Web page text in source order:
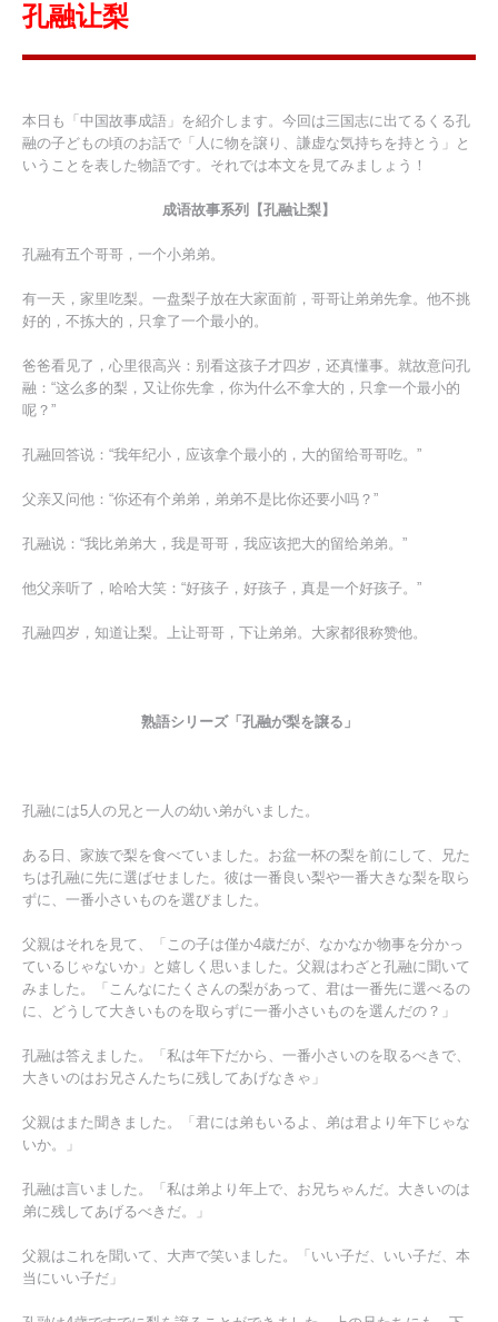
孔融让梨
本日も「中国故事成語」を紹介します。今回は三国志に出てるくる孔
融の子どもの頃のお話で「人に物を譲り、謙虚な気持ちを持とう」と
いうことを表した物語です。それでは本文を見てみましょう！
成语故事系列【孔融让梨】
孔融有五个哥哥，一个小弟弟。
有一天，家里吃梨。一盘梨子放在大家面前，哥哥让弟弟先拿。他不挑
好的，不拣大的，只拿了一个最小的。
爸爸看见了，心里很高兴：别看这孩子才四岁，还真懂事。就故意问孔
融：“这么多的梨，又让你先拿，你为什么不拿大的，只拿一个最小的
呢？”
孔融回答说：“我年纪小，应该拿个最小的，大的留给哥哥吃。”
父亲又问他：“你还有个弟弟，弟弟不是比你还要小吗？”
孔融说：“我比弟弟大，我是哥哥，我应该把大的留给弟弟。”
他父亲听了，哈哈大笑：“好孩子，好孩子，真是一个好孩子。”
孔融四岁，知道让梨。上让哥哥，下让弟弟。大家都很称赞他。
熟語シリーズ「孔融が梨を譲る」
孔融には5人の兄と一人の幼い弟がいました。
ある日、家族で梨を食べていました。お盆一杯の梨を前にして、兄た
ちは孔融に先に選ばせました。彼は一番良い梨や一番大きな梨を取ら
ずに、一番小さいものを選びました。
父親はそれを見て、「この子は僅か4歳だが、なかなか物事を分かっ
ているじゃないか」と嬉しく思いました。父親はわざと孔融に聞いて
みました。「こんなにたくさんの梨があって、君は一番先に選べるの
に、どうして大きいものを取らずに一番小さいものを選んだの？」
孔融は答えました。「私は年下だから、一番小さいのを取るべきで、
大きいのはお兄さんたちに残してあげなきゃ」
父親はまた聞きました。「君には弟もいるよ、弟は君より年下じゃな
いか。」
孔融は言いました。「私は弟より年上で、お兄ちゃんだ。大きいのは
弟に残してあげるべきだ。」
父親はこれを聞いて、大声で笑いました。「いい子だ、いい子だ、本
当にいい子だ」